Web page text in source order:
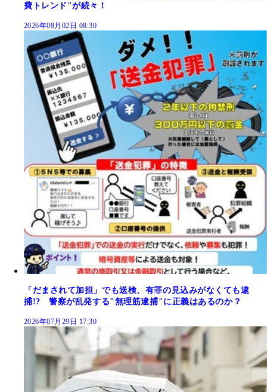
費トレンド"が続々！
2026年08月02日 08:30
「だまされて加担」でも送検、有罪の見込みがなくても逮
捕!? 警察が乱発する"無理筋逮捕"に正義はあるのか？
2026年07月29日 17:30